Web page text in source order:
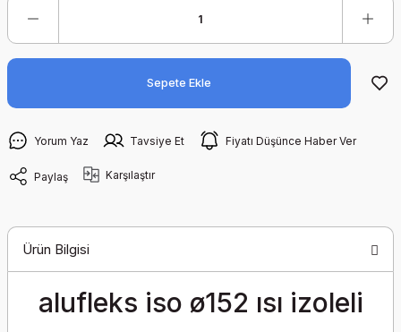
Sepete Ekle
Yorum Yaz Tavsiye Et Fiyatı Düşünce Haber Ver
Paylaş Karşılaştır
Ürün Bilgisi
alufleks iso ø152 ısı izoleli